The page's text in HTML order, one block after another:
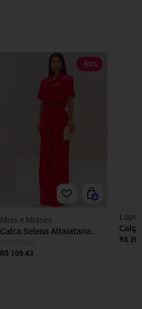
-60%
Miss e Misses
Calca Selena Alfaiataria
R$ 109,43
Lupo
R$